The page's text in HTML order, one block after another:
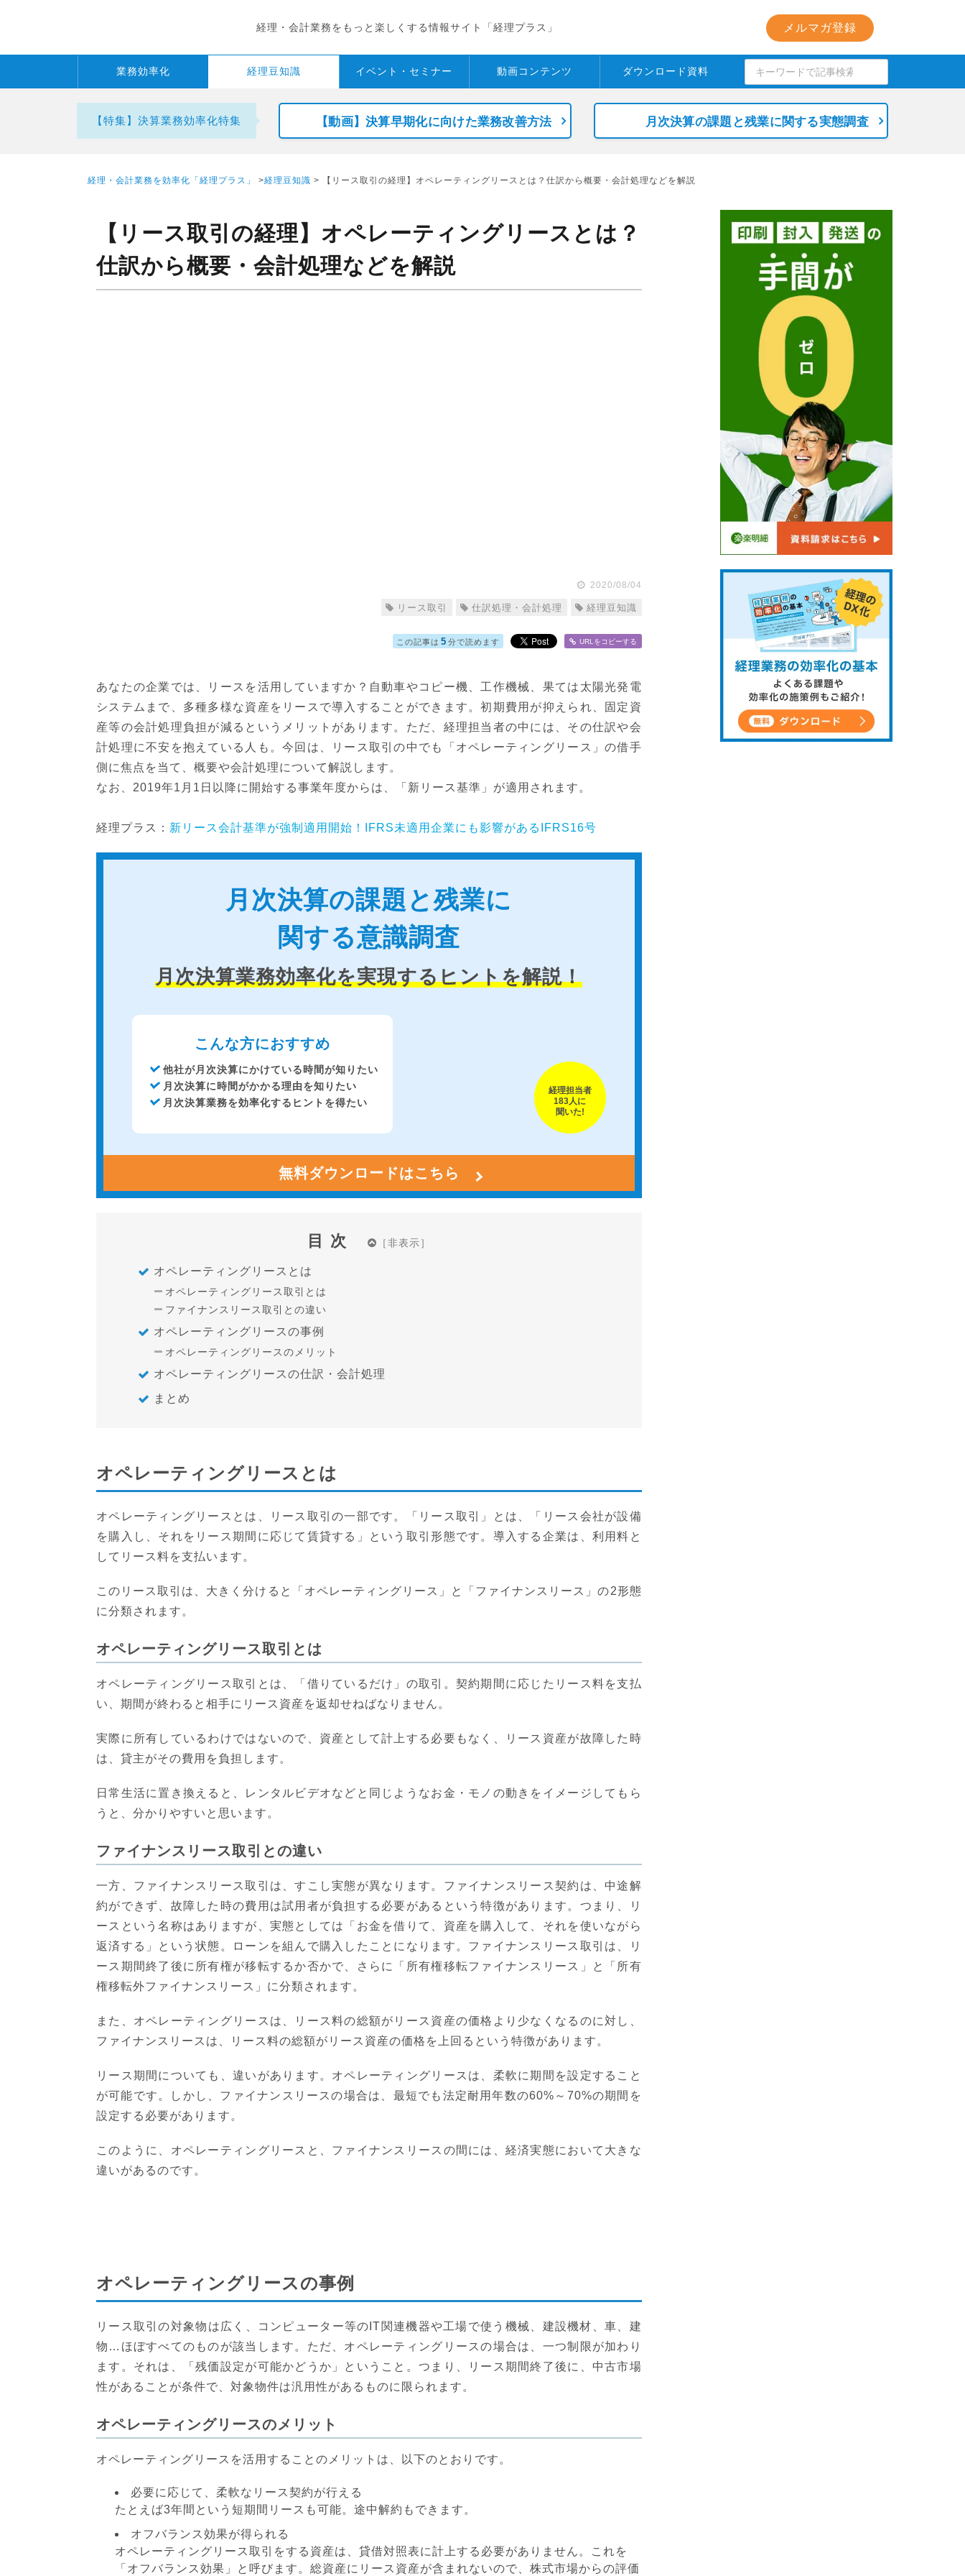
経理・会計業務をもっと楽しくする情報サイト「経理プラス」 メルマガ登録
業務効率化 経理豆知識 イベント・ セミナー 動画コンテンツ ダウンロード資料
【特集】決算業務効率化特集 【動画】決算早期化に向けた業務改善方法 月次決算の課題と残業に関する実態調査
経理・会計業務を効率化「経理プラス」 >経理豆知識 > 【リース取引の経理】オペレーティングリースとは？仕訳から概要・会計処理などを解説
【リース取引の経理】オペレーティングリースとは？
仕訳から概要・会計処理などを解説
2020/08/04
リース取引 仕訳処理・会計処理 経理豆知識
この記事は 5 分で読めます URLをコピーする
あなたの企業では、リースを活用していますか？自動車やコピー機、工作機械、果ては太陽光発電
システムまで、多種多様な資産をリースで導入することができます。初期費用が抑えられ、固定資
産等の会計処理負担が減るというメリットがあります。ただ、経理担当者の中には、その仕訳や会
計処理に不安を抱えている人も。今回は、リース取引の中でも「オペレーティングリース」の借手
側に焦点を当て、概要や会計処理について解説します。
なお、2019年1月1日以降に開始する事業年度からは、「新リース基準」が適用されます。
経理プラス： 新リース会計基準が強制適用開始！IFRS未適用企業にも影響があるIFRS16号
月次決算の課題と残業に
関する意識調査
月次決算業務効率化を実現するヒントを解説！
こんな方におすすめ
他社が月次決算にかけている時間が知りたい
月次決算に時間がかかる理由を知りたい
月次決算業務を効率化するヒントを得たい
経理担当者
183人に
聞いた!
無料ダウンロードはこちら
目次
オペレーティングリースとは
オペレーティングリース取引とは
ファイナンスリース取引との違い
オペレーティングリースの事例
オペレーティングリースのメリット
オペレーティングリースの仕訳・会計処理
まとめ
オペレーティングリースとは
オペレーティングリースとは、リース取引の一部です。「リース取引」とは、「リース会社が設備
を購入し、それをリース期間に応じて賃貸する」という取引形態です。導入する企業は、利用料と
してリース料を支払います。
このリース取引は、大きく分けると「オペレーティングリース」と「ファイナンスリース」の2形態
に分類されます。
オペレーティングリース取引とは
オペレーティングリース取引とは、「借りているだけ」の取引。契約期間に応じたリース料を支払
い、期間が終わると相手にリース資産を返却せねばなりません。
実際に所有しているわけではないので、資産として計上する必要もなく、リース資産が故障した時
は、貸主がその費用を負担します。
日常生活に置き換えると、レンタルビデオなどと同じようなお金・モノの動きをイメージしてもら
うと、分かりやすいと思います。
ファイナンスリース取引との違い
一方、ファイナンスリース取引は、すこし実態が異なります。ファイナンスリース契約は、中途解
約ができず、故障した時の費用は試用者が負担する必要があるという特徴があります。つまり、リ
ースという名称はありますが、実態としては「お金を借りて、資産を購入して、それを使いながら
返済する」という状態。ローンを組んで購入したことになります。ファイナンスリース取引は、リ
ース期間終了後に所有権が移転するか否かで、さらに「所有権移転ファイナンスリース」と「所有
権移転外ファイナンスリース」に分類されます。
また、オペレーティングリースは、リース料の総額がリース資産の価格より少なくなるのに対し、
ファイナンスリースは、リース料の総額がリース資産の価格を上回るという特徴があります。
リース期間についても、違いがあります。オペレーティングリースは、柔軟に期間を設定すること
が可能です。しかし、ファイナンスリースの場合は、最短でも法定耐用年数の60%～70%の期間を
設定する必要があります。
このように、オペレーティングリースと、ファイナンスリースの間には、経済実態において大きな
違いがあるのです。
オペレーティングリースの事例
リース取引の対象物は広く、コンピューター等のIT関連機器や工場で使う機械、建設機材、車、建
物…ほぼすべてのものが該当します。ただ、オペレーティングリースの場合は、一つ制限が加わり
ます。それは、「残価設定が可能かどうか」ということ。つまり、リース期間終了後に、中古市場
性があることが条件で、対象物件は汎用性があるものに限られます。
オペレーティングリースのメリット
オペレーティングリースを活用することのメリットは、以下のとおりです。
必要に応じて、柔軟なリース契約が行える
たとえば3年間という短期間リースも可能。途中解約もできます。
オフバランス効果が得られる
オペレーティングリース取引をする資産は、貸借対照表に計上する必要がありません。これを
「オフバランス効果」と呼びます。総資産にリース資産が含まれないので、株式市場からの評価